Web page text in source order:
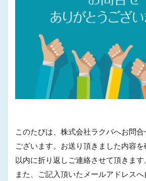
このたびは、株式会社ラクパへお問合
ございます。お送り頂きました内容
以内に折り返しご連絡させて頂きます
また、ご記入頂いたメールアドレス